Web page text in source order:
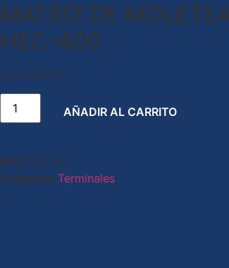
MATRIZ DE
HEC-400
$ 274.487,18
AÑADIR AL CARRITO
SKU T30-12
Categoría Terminales